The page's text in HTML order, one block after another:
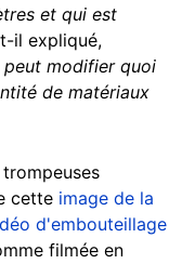
et qui est
il expliqué,
peut modifier quoi
de matériaux
cette image de la
d'embouteillage
filmée en